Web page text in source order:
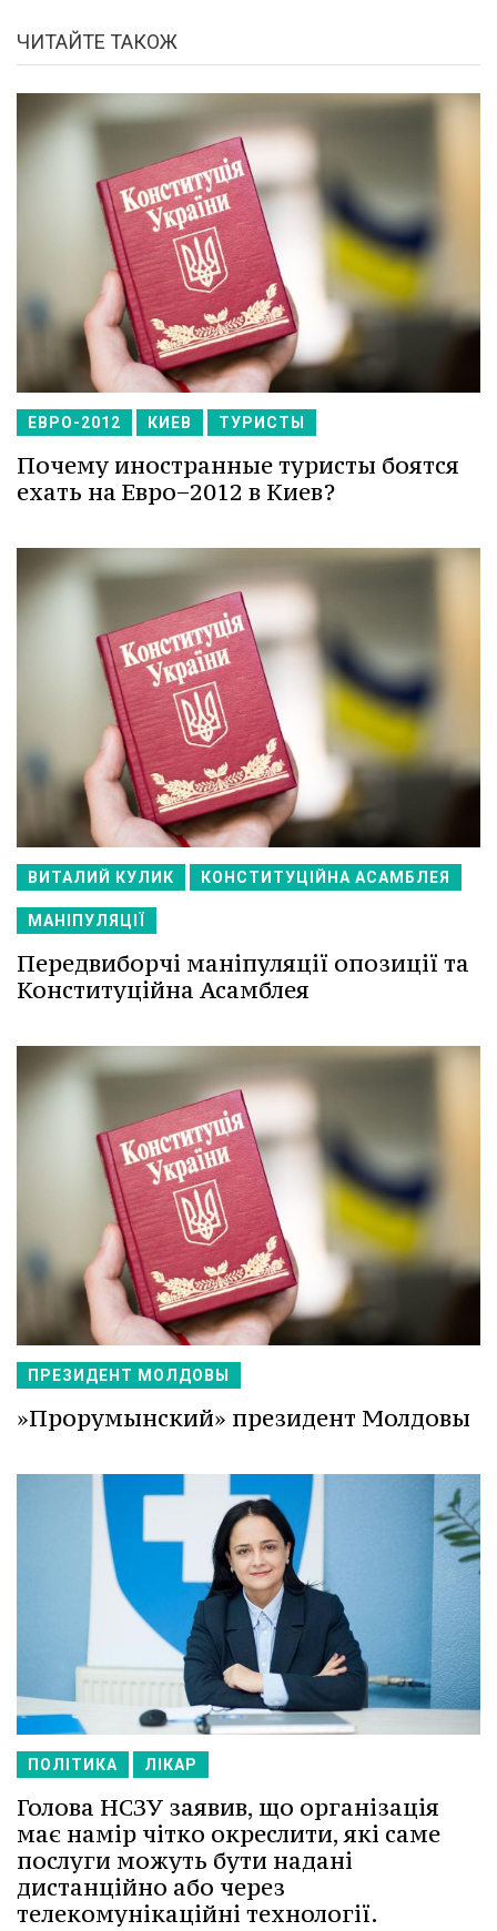
ЧИТАЙТЕ ТАКОЖ
ЕВРО-2012 КИЕВ ТУРИСТЫ
Почему иностранные туристы боятся
ехать на Евро−2012 в Киев?
ВИТАЛИЙ КУЛИК КОНСТИТУЦІЙНА АСАМБЛЕЯ
МАНІПУЛЯЦІЇ
Передвиборчі маніпуляції опозиції та
Конституційна Асамблея
ПРЕЗИДЕНТ МОЛДОВЫ
»Прорумынский» президент Молдовы
ПОЛІТИКА ЛІКАР
Голова НСЗУ заявив, що організація
має намір чітко окреслити, які саме
послуги можуть бути надані
дистанційно або через
телекомунікаційні технології.